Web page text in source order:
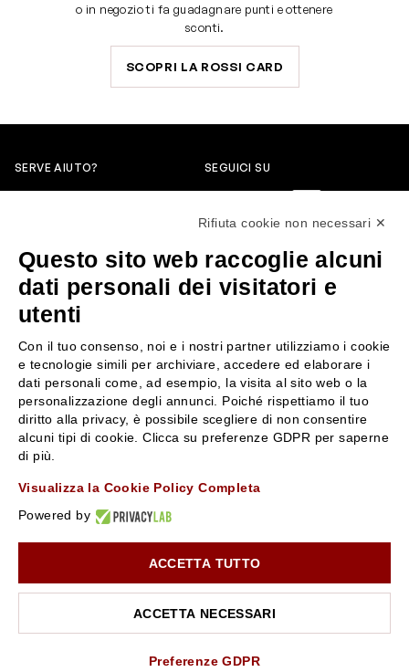
o in negozio ti fa guadagnare punti e ottenere
sconti.
SCOPRI LA ROSSI CARD
SERVE AIUTO?
servizioclienti@rossiprofumi.it
SEGUICI SU
SERVIZIO CLIENTI
Resi e rimborsi
Pagamenti
Spedizione
Condizioni generali di vendita
Privacy Policy
Chi siamo
Contattaci
Negozi
Attiva la Rossi Card
Lavora con noi
P.IVA 01351170350 - REA RE-179054 Cap.Soc. € 120.000,00 i.v. - PEC
10% di Sconto sul primo ordine!*
Iscriviti alla newsletter e rimani aggiornato con le novità e
le promozioni Rossi Profumi.
*Il Buono non si applica su Articoli in Promozione
ISCRIVITI ALLA NEWSLETTER
Rifiuta cookie non necessari ✕
Questo sito web raccoglie alcuni
dati personali dei visitatori e
utenti
Con il tuo consenso, noi e i nostri partner utilizziamo i cookie
e tecnologie simili per archiviare, accedere ed elaborare i
dati personali come, ad esempio, la visita al sito web o la
personalizzazione degli annunci. Poiché rispettiamo il tuo
diritto alla privacy, è possibile scegliere di non consentire
alcuni tipi di cookie. Clicca su preferenze GDPR per saperne
di più.
Visualizza la Cookie Policy Completa
Powered by
ACCETTA TUTTO
ACCETTA NECESSARI
Preferenze GDPR